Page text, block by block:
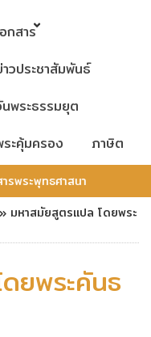
กสาร
วประชาสัมพันธ์
พระธรรมยุต
ะคุ้มครอง
ภาษิต
พระพุทธศาสนา
» มหาสมัยสูตรแปล โดยพระ
ยพระคันธ